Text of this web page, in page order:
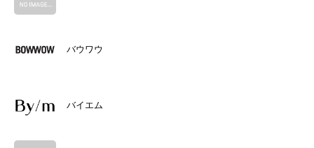
バウワウ
バイエム